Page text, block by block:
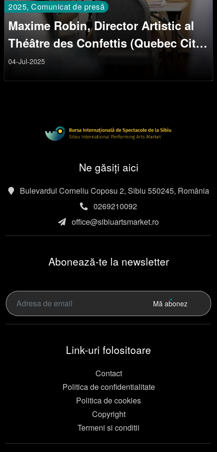
2025, Comunicat de presă
Maxime Robin, Director Artistic al
Théâtre des Confettis (Quebec City,
Canada); Programator pentru
Carrefour International de Théâtre
04-Jul-2025
Ne găsiți aici
Bulevardul Corneliu Coposu 2, Sibiu 550245, România
0269210092
office@sibiuartsmarket.ro
Abonează-te la newsletter
Mă abonez
Link-uri folositoare
Contact
Politica de confidentialitate
Politica de cookies
Copyright
Termeni si conditii